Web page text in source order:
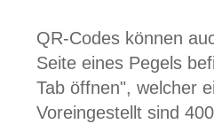
QR-Codes können
Seite eines Pegels
Tab öffnen", welcher
Voreingestellt sind